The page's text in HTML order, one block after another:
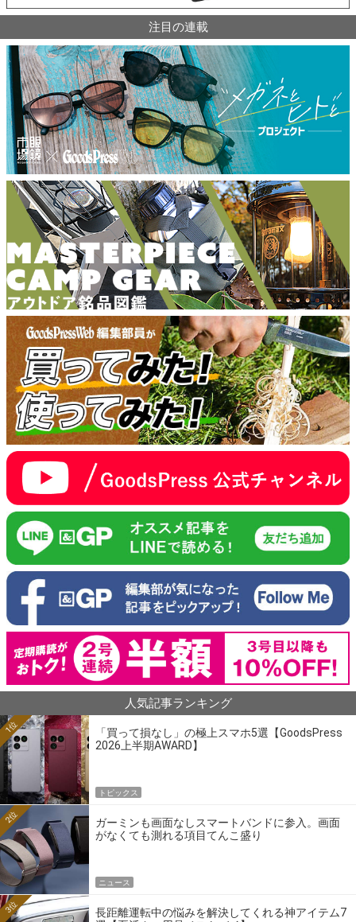
注目の連載
人気記事ランキング
「買って損なし」の極上スマホ5選【GoodsPress
2026上半期AWARD】
1位
トピックス
ガーミンも画面なしスマートバンドに参入。画面
がなくても測れる項目てんこ盛り
2位
ニュース
長距離運転中の悩みを解決してくれる神アイテム7
3位